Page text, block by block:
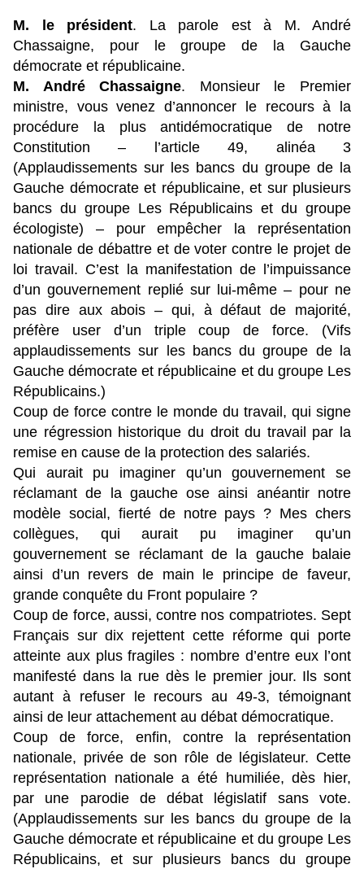
M. le président. La parole est à M. André
Chassaigne, pour le groupe de la Gauche
démocrate et républicaine.
M. André Chassaigne. Monsieur le Premier
ministre, vous venez d’annoncer le recours à la
procédure la plus antidémocratique de notre
Constitution – l’article 49, alinéa 3
(Applaudissements sur les bancs du groupe de la
Gauche démocrate et républicaine, et sur plusieurs
bancs du groupe Les Républicains et du groupe
écologiste) – pour empêcher la représentation
nationale de débattre et de voter contre le projet de
loi travail. C’est la manifestation de l’impuissance
d’un gouvernement replié sur lui-même – pour ne
pas dire aux abois – qui, à défaut de majorité,
préfère user d’un triple coup de force. (Vifs
applaudissements sur les bancs du groupe de la
Gauche démocrate et républicaine et du groupe Les
Républicains.)
Coup de force contre le monde du travail, qui signe
une régression historique du droit du travail par la
remise en cause de la protection des salariés.
Qui aurait pu imaginer qu’un gouvernement se
réclamant de la gauche ose ainsi anéantir notre
modèle social, fierté de notre pays ? Mes chers
collègues, qui aurait pu imaginer qu’un
gouvernement se réclamant de la gauche balaie
ainsi d’un revers de main le principe de faveur,
grande conquête du Front populaire ?
Coup de force, aussi, contre nos compatriotes. Sept
Français sur dix rejettent cette réforme qui porte
atteinte aux plus fragiles : nombre d’entre eux l’ont
manifesté dans la rue dès le premier jour. Ils sont
autant à refuser le recours au 49-3, témoignant
ainsi de leur attachement au débat démocratique.
Coup de force, enfin, contre la représentation
nationale, privée de son rôle de législateur. Cette
représentation nationale a été humiliée, dès hier,
par une parodie de débat législatif sans vote.
(Applaudissements sur les bancs du groupe de la
Gauche démocrate et républicaine et du groupe Les
Républicains, et sur plusieurs bancs du groupe